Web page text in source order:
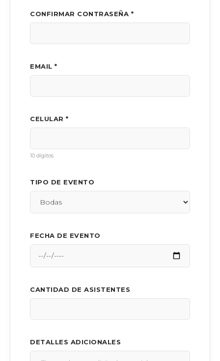
CONFIRMAR CONTRASEÑA *
EMAIL *
CELULAR *
10 dígitos
TIPO DE EVENTO
FECHA DE EVENTO
CANTIDAD DE ASISTENTES
DETALLES ADICIONALES